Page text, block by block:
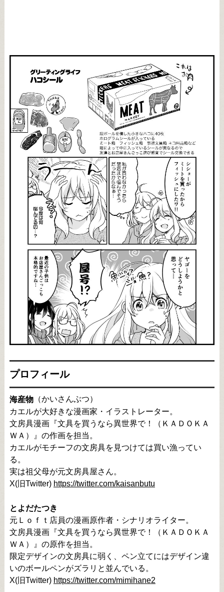
プロフィール
海産物（かいさんぶつ）
カエルが大好きな漫画家・イラストレーター。
文房具漫画『文具を買うなら異世界で！（ＫＡＤＯＫＡ
ＷＡ）』の作画を担当。
カエルがモチーフの文房具を見つけては買い漁ってい
る。
実は祖父母が元文房具屋さん。
X(旧Twitter) https://twitter.com/kaisanbutu
とよだたつき
元Ｌｏｆｔ店員の漫画原作者・シナリオライター。
文房具漫画『文具を買うなら異世界で！（ＫＡＤＯＫＡ
ＷＡ）』の原作を担当。
限定デザインの文房具に弱く、ペン立てにはデザイン違
いのボールペンがズラリと並んでいる。
X(旧Twitter) https://twitter.com/mimihane2